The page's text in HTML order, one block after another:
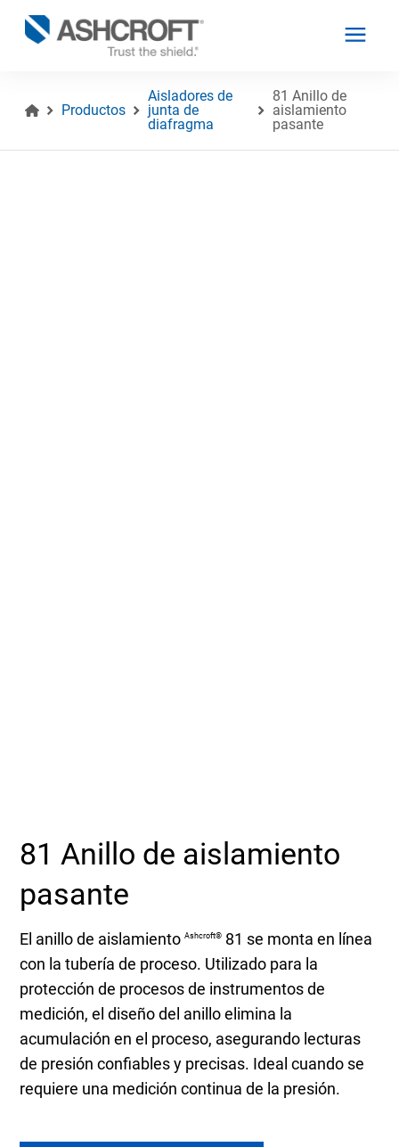
Productos
Aisladores de
junta de
diafragma
81 Anillo de
aislamiento
pasante
81 Anillo de aislamiento
pasante
El anillo de aislamientoAshcroft® 81 se monta en línea
con la tubería de proceso. Utilizado para la
protección de procesos de instrumentos de
medición, el diseño del anillo elimina la
acumulación en el proceso, asegurando lecturas
de presión confiables y precisas. Ideal cuando se
requiere una medición continua de la presión.